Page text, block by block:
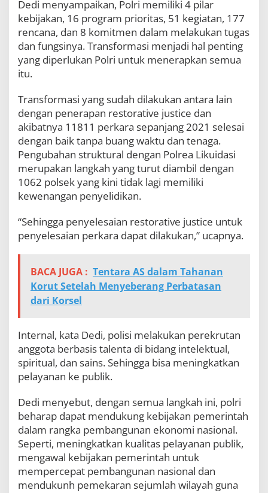
Dedi menyampaikan, Polri memiliki 4 pilar
kebijakan, 16 program prioritas, 51 kegiatan, 177
rencana, dan 8 komitmen dalam melakukan tugas
dan fungsinya. Transformasi menjadi hal penting
yang diperlukan Polri untuk menerapkan semua
itu.
Transformasi yang sudah dilakukan antara lain
dengan penerapan restorative justice dan
akibatnya 11811 perkara sepanjang 2021 selesai
dengan baik tanpa buang waktu dan tenaga.
Pengubahan struktural dengan Polrea Likuidasi
merupakan langkah yang turut diambil dengan
1062 polsek yang kini tidak lagi memiliki
kewenangan penyelidikan.
“Sehingga penyelesaian restorative justice untuk
penyelesaian perkara dapat dilakukan,” ucapnya.
BACA JUGA : Tentara AS dalam Tahanan
Korut Setelah Menyeberang Perbatasan
dari Korsel
Internal, kata Dedi, polisi melakukan perekrutan
anggota berbasis talenta di bidang intelektual,
spiritual, dan sains. Sehingga bisa meningkatkan
pelayanan ke publik.
Dedi menyebut, dengan semua langkah ini, polri
beharap dapat mendukung kebijakan pemerintah
dalam rangka pembangunan ekonomi nasional.
Seperti, meningkatkan kualitas pelayanan publik,
mengawal kebijakan pemerintah untuk
mempercepat pembangunan nasional dan
mendukunh pemekaran sejumlah wilayah guna